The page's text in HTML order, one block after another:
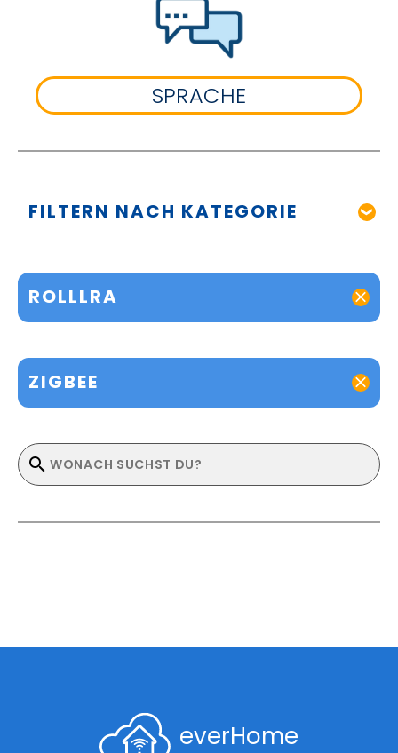
SPRACHE
FILTERN NACH KATEGORIE
ROLLLRA
ZIGBEE
everHome